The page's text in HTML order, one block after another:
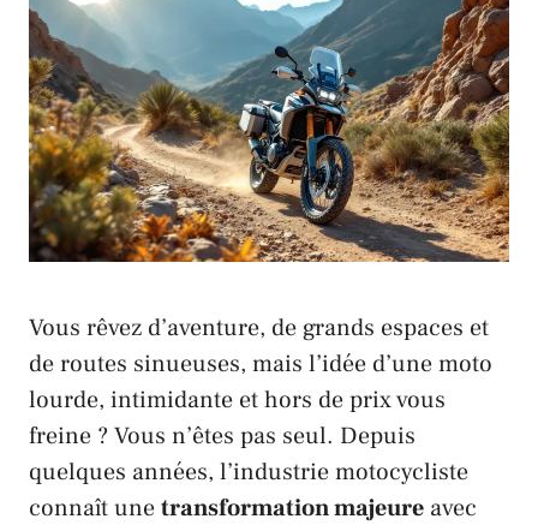
Vous rêvez d’aventure, de grands espaces et
de routes sinueuses, mais l’idée d’une moto
lourde, intimidante et hors de prix vous
freine ? Vous n’êtes pas seul. Depuis
quelques années, l’industrie motocycliste
connaît unetransformation majeure avec